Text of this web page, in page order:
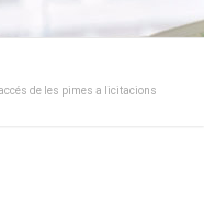
de les pimes a licitacions